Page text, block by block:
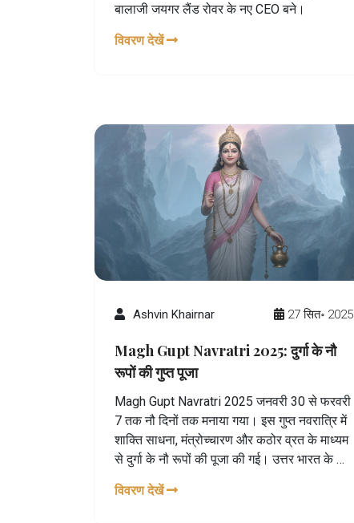
बालाजी जयगर लैंड रोवर के नए CEO बने।
विवरण देखें
Ashvin Khairnar 27 सित॰ 2025
Magh Gupt Navratri 2025: दुर्गा के नौ
रूपों की गुप्त पूजा
Magh Gupt Navratri 2025 जनवरी 30 से फरवरी
7 तक नौ दिनों तक मनाया गया। इस गुप्त नवरात्रि में
शाक्ति साधना, मंत्रोच्चारण और कठोर व्रत के माध्यम
से दुर्गा के नौ रूपों की पूजा की गई। उत्तर भारत के कई
अनुष्ठान में घटस्थापना और नवमी पराना शामिल थे।
विवरण देखें